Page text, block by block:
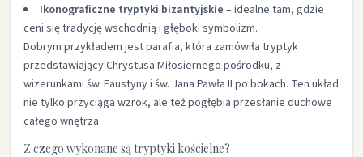
Ikonograficzne tryptyki bizantyjskie – idealne tam, gdzie
ceni się tradycję wschodnią i głęboki symbolizm.
Dobrym przykładem jest parafia, która zamówiła tryptyk
przedstawiający Chrystusa Miłosiernego pośrodku, z
wizerunkami św. Faustyny i św. Jana Pawła II po bokach. Ten układ
nie tylko przyciąga wzrok, ale też pogłębia przesłanie duchowe
całego wnętrza.
Z czego wykonane są tryptyki kościelne?